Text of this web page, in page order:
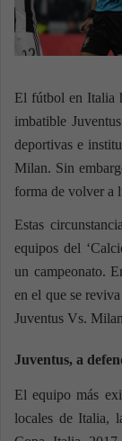
El fútbol en Italia
imbatible
deportivas e
Milan. Sin
forma de volver a
Estas
equipos del
un campeonato.
en el que se
Juventus Vs.
Juventus, a
El equipo más
locales de Italia,